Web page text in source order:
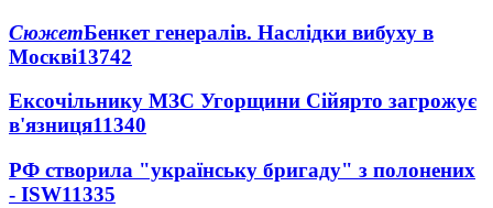
СюжетБенкет генералів. Наслідки вибуху в
Москві13742
Ексочільнику МЗС Угорщини Сійярто загрожує
в'язниця11340
РФ створила "українську бригаду" з полонених
- ISW11335